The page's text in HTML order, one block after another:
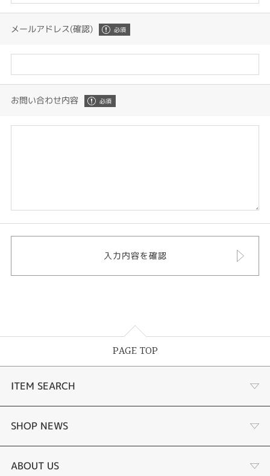
メールアドレス(確認)
お問い合わせ内容
PAGE TOP
ITEM SEARCH
婚約指輪
結婚指輪
SHOP NEWS
ジュエリーリフォーム
ABOUT US